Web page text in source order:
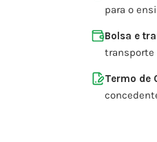
para o
Bolsa e
transporte
Termo de